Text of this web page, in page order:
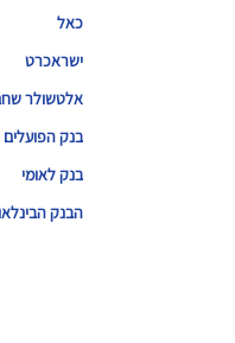
כאל
ישראכרט
אלטשולר
בנק הפועלים
בנק לאומי
הבנק